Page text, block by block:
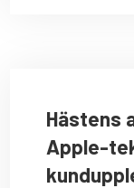
Hästens
Apple-